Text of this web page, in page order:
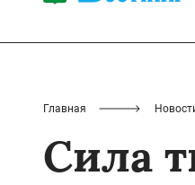
Главная
Сила